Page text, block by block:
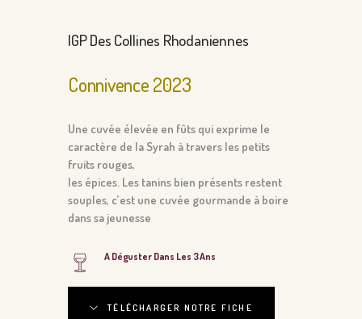
IGP Des Collines Rhodaniennes
Connivence 2023
Une cuvée élevée en fûts qui exprime le
caractère de la Syrah à travers les petits
fruits rouges,
les épices. Les tanins bien présents restent
souples, c’est une cuvée gourmande à boire
dans sa jeunesse
A Déguster Dans Les 3 Ans
TÉLÉCHARGER NOTRE FICHE